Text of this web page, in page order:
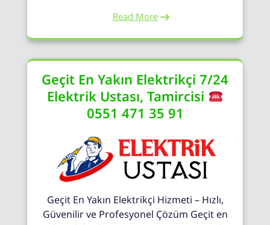
Read More
Geçit En Yakın Elektrikçi 7/24
Elektrik Ustası, Tamircisi
0551 471 35 91
Geçit En Yakın Elektrikçi Hizmeti – Hızlı,
Güvenilir ve Profesyonel Çözüm Geçit en